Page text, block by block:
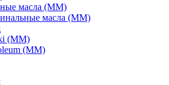
масла (ММ)
масла (ММ)
(ММ)
(ММ)